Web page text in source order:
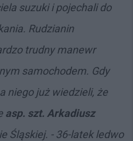
suzuki i pojechali do
Rudzianin
trudny manewr
samochodem. Gdy
niego już wiedzieli, że
asp. szt. Arkadiusz
Śląskiej. - 36-latek ledwo